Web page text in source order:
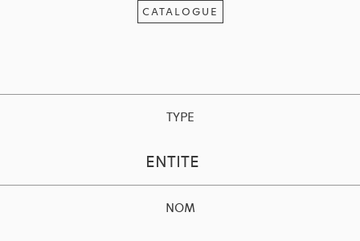
CATALOGUE
TYPE
ENTITE
NOM